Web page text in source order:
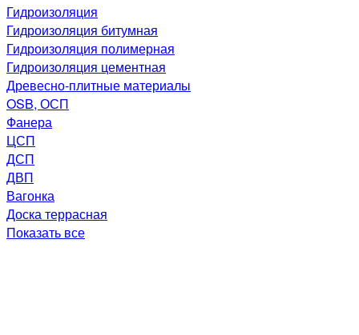
Гидроизоляция
Гидроизоляция битумная
Гидроизоляция полимерная
Гидроизоляция цементная
Древесно-плитные материалы
OSB, ОСП
Фанера
ЦСП
ДСП
ДВП
Вагонка
Доска террасная
Показать все